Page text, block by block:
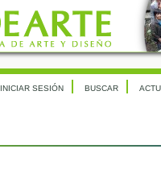
INICIAR SESIÓN BUSCAR